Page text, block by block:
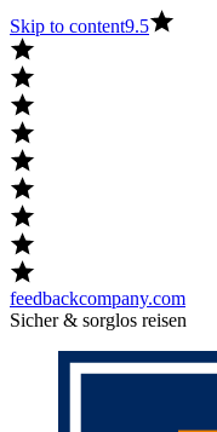
Skip to content9.5
feedbackcompany.com
Sicher & sorglos reisen